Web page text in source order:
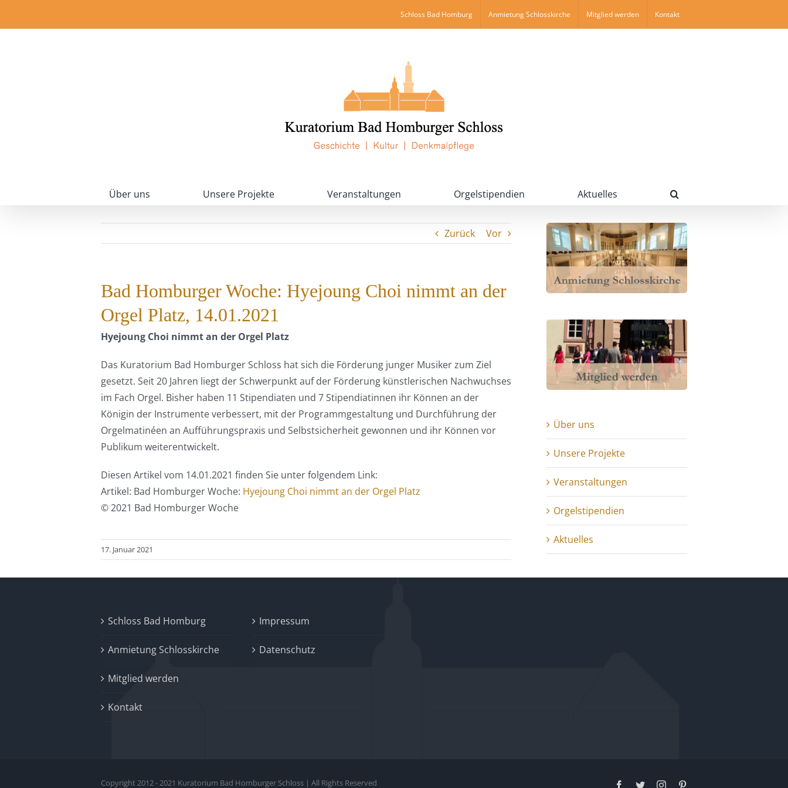
Schloss Bad Homburg Anmietung Schlosskirche Mitglied werden Kontakt
Über uns Unsere Projekte Veranstaltungen Orgelstipendien Aktuelles
Zurück Vor
Bad Homburger Woche: Hyejoung Choi nimmt an der
Orgel Platz, 14.01.2021
Hyejoung Choi nimmt an der Orgel Platz
Das Kuratorium Bad Homburger Schloss hat sich die Förderung junger Musiker zum Ziel
gesetzt. Seit 20 Jahren liegt der Schwerpunkt auf der Förderung künstlerischen Nachwuchses
im Fach Orgel. Bisher haben 11 Stipendiaten und 7 Stipendiatinnen ihr Können an der
Königin der Instrumente verbessert, mit der Programmgestaltung und Durchführung der
Orgelmatinéen an Aufführungspraxis und Selbstsicherheit gewonnen und ihr Können vor
Publikum weiterentwickelt.
Diesen Artikel vom 14.01.2021 finden Sie unter folgendem Link:
Artikel: Bad Homburger Woche: Hyejoung Choi nimmt an der Orgel Platz
© 2021 Bad Homburger Woche
17. Januar 2021
Über uns
Unsere Projekte
Veranstaltungen
Orgelstipendien
Aktuelles
Schloss Bad Homburg
Anmietung Schlosskirche
Mitglied werden
Kontakt
Impressum
Datenschutz
Copyright 2012 - 2021 Kuratorium Bad Homburger Schloss | All Rights Reserved Facebook
TwitterInstagram